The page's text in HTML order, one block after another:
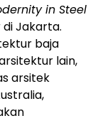
in Steel
diJakarta.
baja
lain,
arsitek
,